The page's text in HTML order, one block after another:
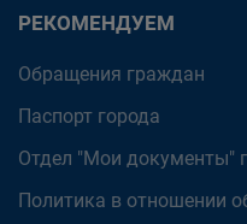
РЕКОМЕНДУЕМ
Обращения граждан
Паспорт города
Отдел "Мои документы"
Политика в отношении